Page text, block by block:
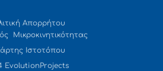
Απορρήτου
Μικροκινητικότητας
Ιστοτόπου
EvolutionProjects